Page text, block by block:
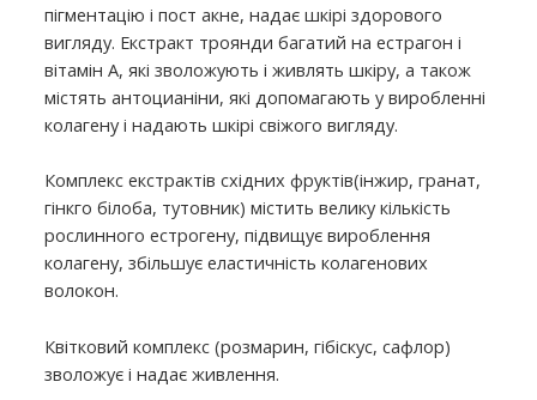
пігментацію і пост акне, надає шкірі здорового
вигляду. Екстракт троянди багатий на естрагон і
вітамін А, які зволожують і живлять шкіру, а також
містять антоцианіни, які допомагають у виробленні
колагену і надають шкірі свіжого вигляду.
Комплекс екстрактів східних фруктів(інжир, гранат,
гінкго білоба, тутовник) містить велику кількість
рослинного естрогену, підвищує вироблення
колагену, збільшує еластичність колагенових
волокон.
Квітковий комплекс (розмарин, гібіскус, сафлор)
зволожує і надає живлення.